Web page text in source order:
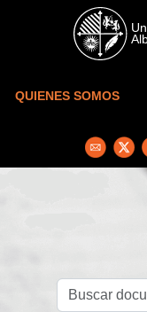
Skip to main content
QUIENES SOMOS